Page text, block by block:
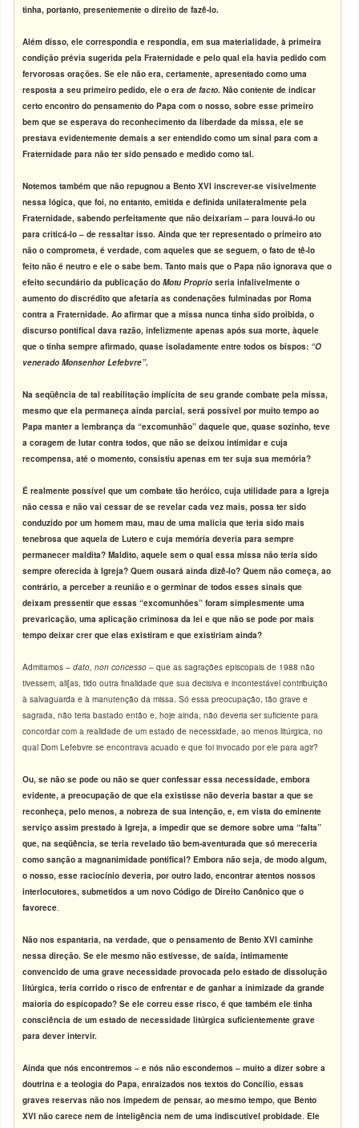
tinha, portanto, presentemente o direito de fazê-lo.
Além disso, ele correspondia e respondia, em sua materialidade, à primeira
condição prévia sugerida pela Fraternidade e pelo qual ela havia pedido com
fervorosas orações. Se ele não era, certamente, apresentado como uma
resposta a seu primeiro pedido, ele o erade facto. Não contente de indicar
certo encontro do pensamento do Papa com o nosso, sobre esse primeiro
bem que se esperava do reconhecimento da liberdade da missa, ele se
prestava evidentemente demais a ser entendido como um sinal para com a
Fraternidade para não ter sido pensado e medido como tal.
Notemos também que não repugnou a Bento XVI inscrever-se visivelmente
nessa lógica, que foi, no entanto, emitida e definida unilateralmente pela
Fraternidade, sabendo perfeitamente que não deixariam – para louvá-lo ou
para criticá-lo – de ressaltar isso. Ainda que ter representado o primeiro ato
não o comprometa, é verdade, com aqueles que se seguem, o fato de tê-lo
feito não é neutro e ele o sabe bem. Tanto mais que o Papa não ignorava que o
efeito secundário da publicação doMotu Proprio seria infalivelmente o
aumento do discrédito que afetaria as condenações fulminadas por Roma
contra a Fraternidade. Ao afirmar que a missa nunca tinha sido proibida, o
discurso pontifical dava razão, infelizmente apenas após sua morte, àquele
que o tinha sempre afirmado, quase isoladamente entre todos os bispos: “O
venerado Monsenhor Lefebvre”.
Na seqüência de tal reabilitação implícita de seu grande combate pela missa,
mesmo que ela permaneça ainda parcial, será possível por muito tempo ao
Papa manter a lembrança da “excomunhão” daquele que, quase sozinho, teve
a coragem de lutar contra todos, que não se deixou intimidar e cuja
recompensa, até o momento, consistiu apenas em ter suja sua memória?
É realmente possível que um combate tão heróico, cuja utilidade para a Igreja
não cessa e não vai cessar de se revelar cada vez mais, possa ter sido
conduzido por um homem mau, mau de uma malícia que teria sido mais
tenebrosa que aquela de Lutero e cuja memória deveria para sempre
permanecer maldita? Maldito, aquele sem o qual essa missa não teria sido
sempre oferecida à Igreja? Quem ousará ainda dizê-lo? Quem não começa, ao
contrário, a perceber a reunião e o germinar de todos esses sinais que
deixam pressentir que essas “excomunhões” foram simplesmente uma
prevaricação, uma aplicação criminosa da lei e que não se pode por mais
tempo deixar crer que elas existiram e que existiriam ainda?
Admitamos –dato, non concesso – que as sagrações episcopais de 1988 não
tivessem, ali[as, tido outra finalidade que sua decisiva e incontestável contribuição
à salvaguarda e à manutenção da missa. Só essa preocupação, tão grave e
sagrada, não teria bastado então e, hoje ainda, não deveria ser suficiente para
concordar com a realidade de um estado de necessidade, ao menos litúrgica, no
qual Dom Lefebvre se encontrava acuado e que foi invocado por ele para agir?
Ou, se não se pode ou não se quer confessar essa necessidade, embora
evidente, a preocupação de que ela existisse não deveria bastar a que se
reconheça, pelo menos, a nobreza de sua intenção, e, em vista do eminente
serviço assim prestado à Igreja, a impedir que se demore sobre uma “falta”
que, na seqüência, se teria revelado tão bem-aventurada que só mereceria
como sanção a magnanimidade pontifical? Embora não seja, de modo algum,
o nosso, esse raciocínio deveria, por outro lado, encontrar atentos nossos
interlocutores, submetidos a um novo Código de Direito Canônico que o
favorece.
Não nos espantaria, na verdade, que o pensamento de Bento XVI caminhe
nessa direção. Se ele mesmo não estivesse, de saída, intimamente
convencido de uma grave necessidade provocada pelo estado de dissolução
litúrgica, teria corrido o risco de enfrentar e de ganhar a inimizade da grande
maioria do espicopado? Se ele correu esse risco, é que também ele tinha
consciência de um estado de necessidade litúrgica suficientemente grave
para dever intervir.
Ainda que nós encontremos – e nós não escondemos – muito a dizer sobre a
doutrina e a teologia do Papa, enraizados nos textos do Concílio, essas
graves reservas não nos impedem de pensar, ao mesmo tempo, que Bento
XVI não carece nem de inteligência nem de uma indiscutível probidade.Ele